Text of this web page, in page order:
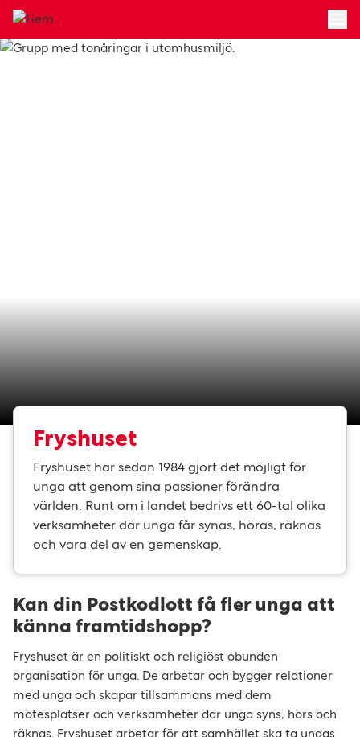
Hoppa till huvudinnehållet
Fryshuset
Fryshuset har sedan 1984 gjort det möjligt för
unga att genom sina passioner förändra
världen. Runt om i landet bedrivs ett 60-tal olika
verksamheter där unga får synas, höras, räknas
och vara del av en gemenskap.
Kan din Postkodlott få fler unga att
känna framtidshopp?
Fryshuset är en politiskt och religiöst obunden
organisation för unga. De arbetar och bygger relationer
med unga och skapar tillsammans med dem
mötesplatser och verksamheter där unga syns, hörs och
räknas. Fryshuset arbetar för att samhället ska ta ungas